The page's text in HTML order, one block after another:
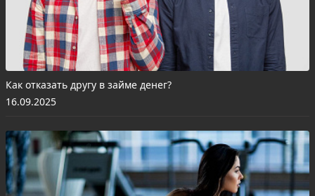
Как отказать другу в займе денег?
16.09.2025